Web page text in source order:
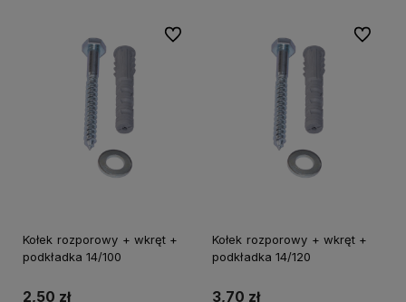
Kołek rozporowy + wkręt +
podkładka 14/100
2,50 zł
Do ulubionych
Kołek rozporowy + wkręt +
podkładka 14/120
3,70 zł
Do